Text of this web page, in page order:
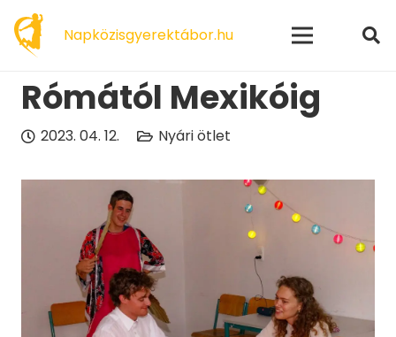
Napközisgyerektábor.hu
Rómától Mexikóig
2023. 04. 12. Nyári ötlet